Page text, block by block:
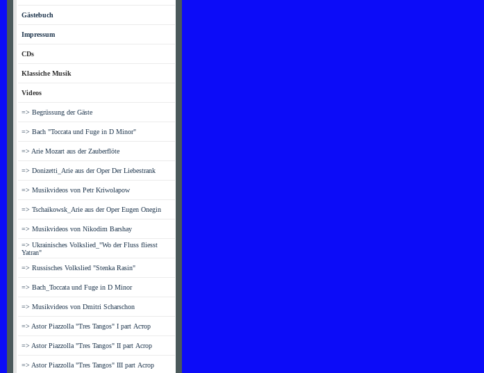
Gästebuch
Impressum
CDs
Klassiche Musik
Videos
=> Begrüssung der Gäste
=> Bach "Toccata und Fuge in D Minor"
=> Arie Mozart aus der Zauberflöte
=> Donizetti_Arie aus der Oper Der Liebestrank
=> Musikvideos von Petr Kriwolapow
=> Tschaikowsk_Arie aus der Oper Eugen Onegin
=> Musikvideos von Nikodim Barshay
=> Ukrainisches Volkslied_"Wo der Fluss fliesst
Yatran"
=> Russisches Volkslied "Stenka Rasin"
=> Bach_Toccata und Fuge in D Minor
=> Musikvideos von Dmitri Scharschon
=> Astor Piazzolla "Tres Tangos" I part Астор
=> Astor Piazzolla "Tres Tangos" II part Асrор
=> Astor Piazzolla "Tres Tangos" III part Асrор